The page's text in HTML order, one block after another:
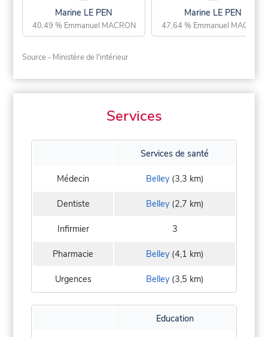
Marine LE PEN
40,49 % Emmanuel MACRON
Marine LE PEN
47,64 % Emmanuel MACRON
Source - Ministère de l'intérieur
Services
Services de santé
Médecin Belley(3,3 km)
Dentiste Belley(2,7 km)
Infirmier 3
Pharmacie Belley(4,1 km)
Urgences Belley(3,5 km)
Education